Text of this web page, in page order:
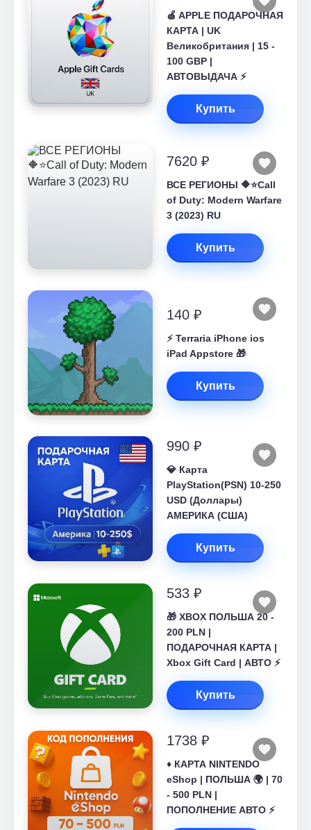
🍎 APPLE ПОДАРОЧНАЯ
КАРТА | UK
Великобритания | 15 -
100 GBP |
АВТОВЫДАЧА ⚡️
Купить
7620 ₽
ВСЕ РЕГИОНЫ 🔶⭐Call
of Duty: Modern Warfare
3 (2023) RU
Купить
140 ₽
⚡️ Terraria iPhone ios
iPad Appstore 🎁
Купить
990 ₽
💎 Карта
PlayStation(PSN) 10-250
USD (Доллары)
АМЕРИКА (США)
Купить
533 ₽
🎁 XBOX ПОЛЬША 20 -
200 PLN |
ПОДАРОЧНАЯ КАРТА |
Xbox Gift Card | АВТО ⚡
Купить
1738 ₽
♦️ КАРТА NINTENDO
eShop | ПОЛЬША 🌍 | 70
- 500 PLN |
ПОПОЛНЕНИЕ АВТО ⚡